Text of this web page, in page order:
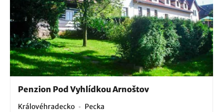
Penzion Pod Vyhlídkou Arnoštov
Královéhradecko Pecka